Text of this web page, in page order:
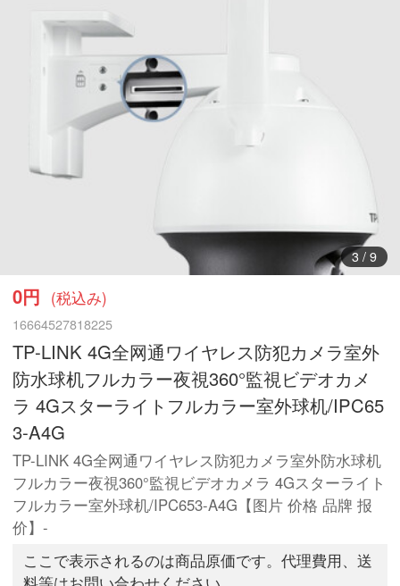
3/ 9
0円 (税込み)
16664527818225
TP-LINK 4G全网通ワイヤレス防犯カメラ室外
防水球机フルカラー夜視360°監視ビデオカメ
ラ 4Gスターライトフルカラー室外球机/IPC65
3-A4G
TP-LINK 4G全网通ワイヤレス防犯カメラ室外防水球机
フルカラー夜視360°監視ビデオカメラ 4Gスターライト
フルカラー室外球机/IPC653-A4G【图片 价格 品牌 报
价】-
ここで表示されるのは商品原価です。代理費用、送